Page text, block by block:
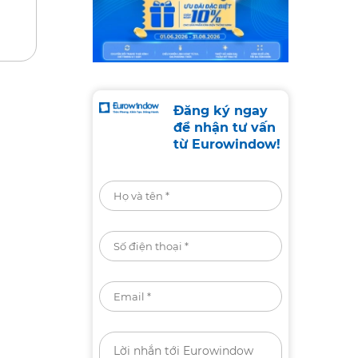
Đăng ký ngay
để nhận tư vấn
từ Eurowindow!